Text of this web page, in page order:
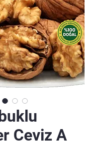
Ceviz A